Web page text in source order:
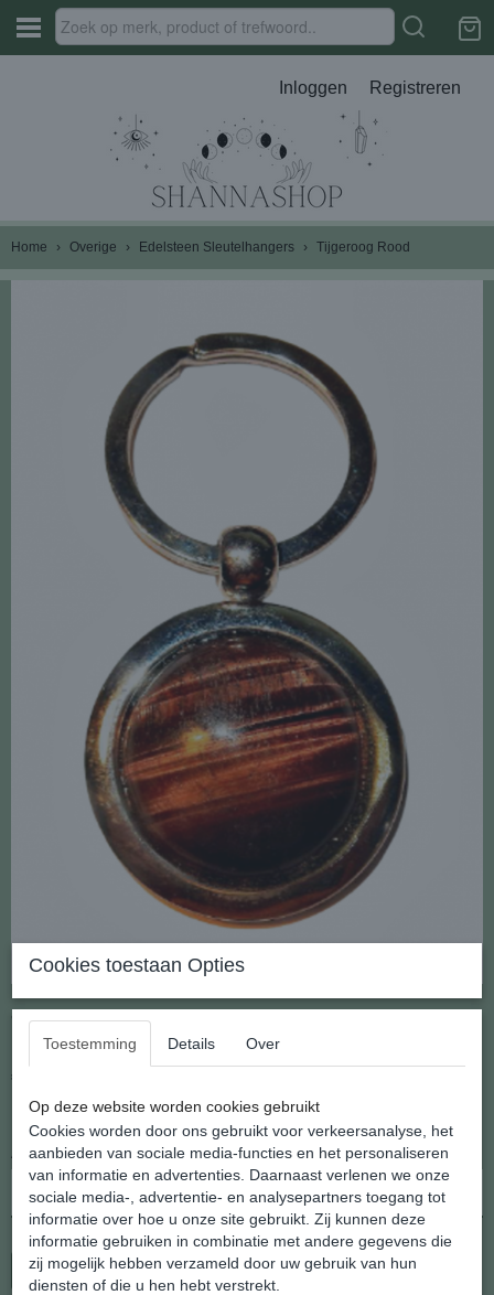
Inloggen Registreren
Home › Overige › Edelsteen Sleutelhangers › Tijgeroog Rood
Tijgeroog Rood
€ 12,95
Op voorraad- Levertijd 2 - 3 werkdagen
Aantal
In winkelwagen
Cookies toestaan Opties
Toestemming Details Over
Op deze website worden cookies gebruikt
Cookies worden door ons gebruikt voor verkeersanalyse, het
aanbieden van sociale media-functies en het personaliseren
van informatie en advertenties. Daarnaast verlenen we onze
sociale media-, advertentie- en analysepartners toegang tot
informatie over hoe u onze site gebruikt. Zij kunnen deze
informatie gebruiken in combinatie met andere gegevens die
zij mogelijk hebben verzameld door uw gebruik van hun
diensten of die u hen hebt verstrekt.